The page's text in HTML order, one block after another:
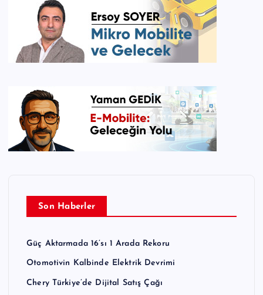
Son Haberler
Güç Aktarmada 16’sı 1 Arada Rekoru
Otomotivin Kalbinde Elektrik Devrimi
Chery Türkiye’de Dijital Satış Çağı